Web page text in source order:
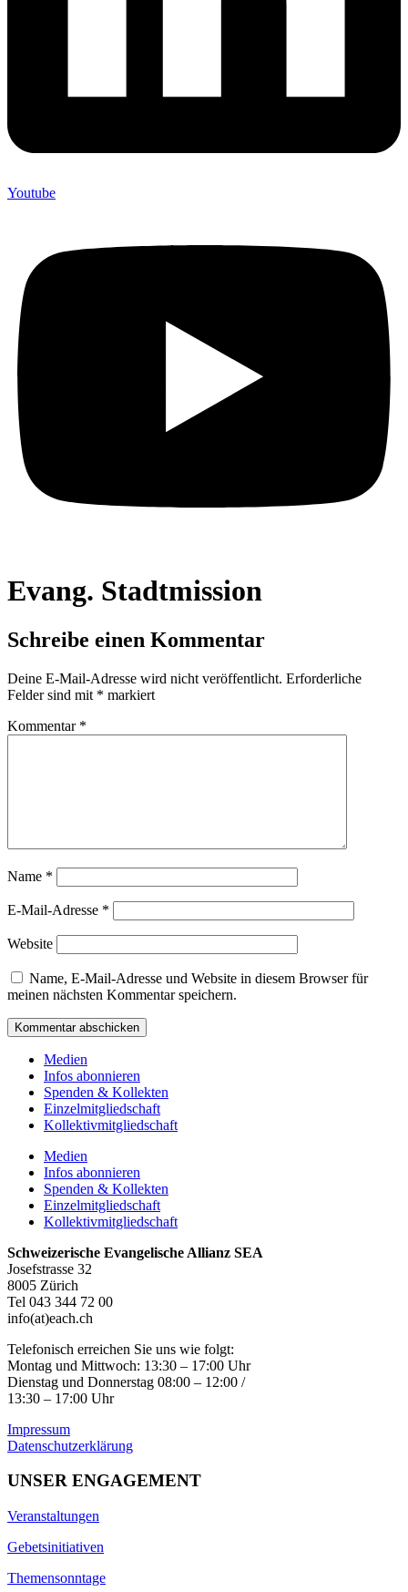
Youtube
Evang. Stadtmission
Schreibe einen Kommentar
Deine E-Mail-Adresse wird nicht veröffentlicht. Erforderliche
Felder sind mit * markiert
Kommentar *
Name *
E-Mail-Adresse *
Website
Name, E-Mail-Adresse und Website in diesem Browser für
meinen nächsten Kommentar speichern.
Medien
Infos abonnieren
Spenden & Kollekten
Einzelmitgliedschaft
Kollektivmitgliedschaft
Medien
Infos abonnieren
Spenden & Kollekten
Einzelmitgliedschaft
Kollektivmitgliedschaft
Schweizerische Evangelische Allianz SEA
Josefstrasse 32
8005 Zürich
Tel 043 344 72 00
info(at)each.ch
Telefonisch erreichen Sie uns wie folgt:
Montag und Mittwoch: 13:30 – 17:00 Uhr
Dienstag und Donnerstag 08:00 – 12:00 /
13:30 – 17:00 Uhr
Impressum
Datenschutzerklärung
UNSER ENGAGEMENT
Veranstaltungen
Gebetsinitiativen
Themensonntage